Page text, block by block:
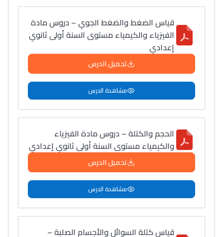
قياس الضغط والضغط الجوي – دروس مادة
الفيزياء والكيمياء مستوى السنة أولى ثانوي
إعدادي
تحميل الدرس
مشاهدة الدرس
الحجم والكتلة – دروس مادة الفيزياء
والكيمياء مستوى السنة أولى ثانوي إعدادي
تحميل الدرس
مشاهدة الدرس
قياس كتلة السوائل والأجسام الصلبة –